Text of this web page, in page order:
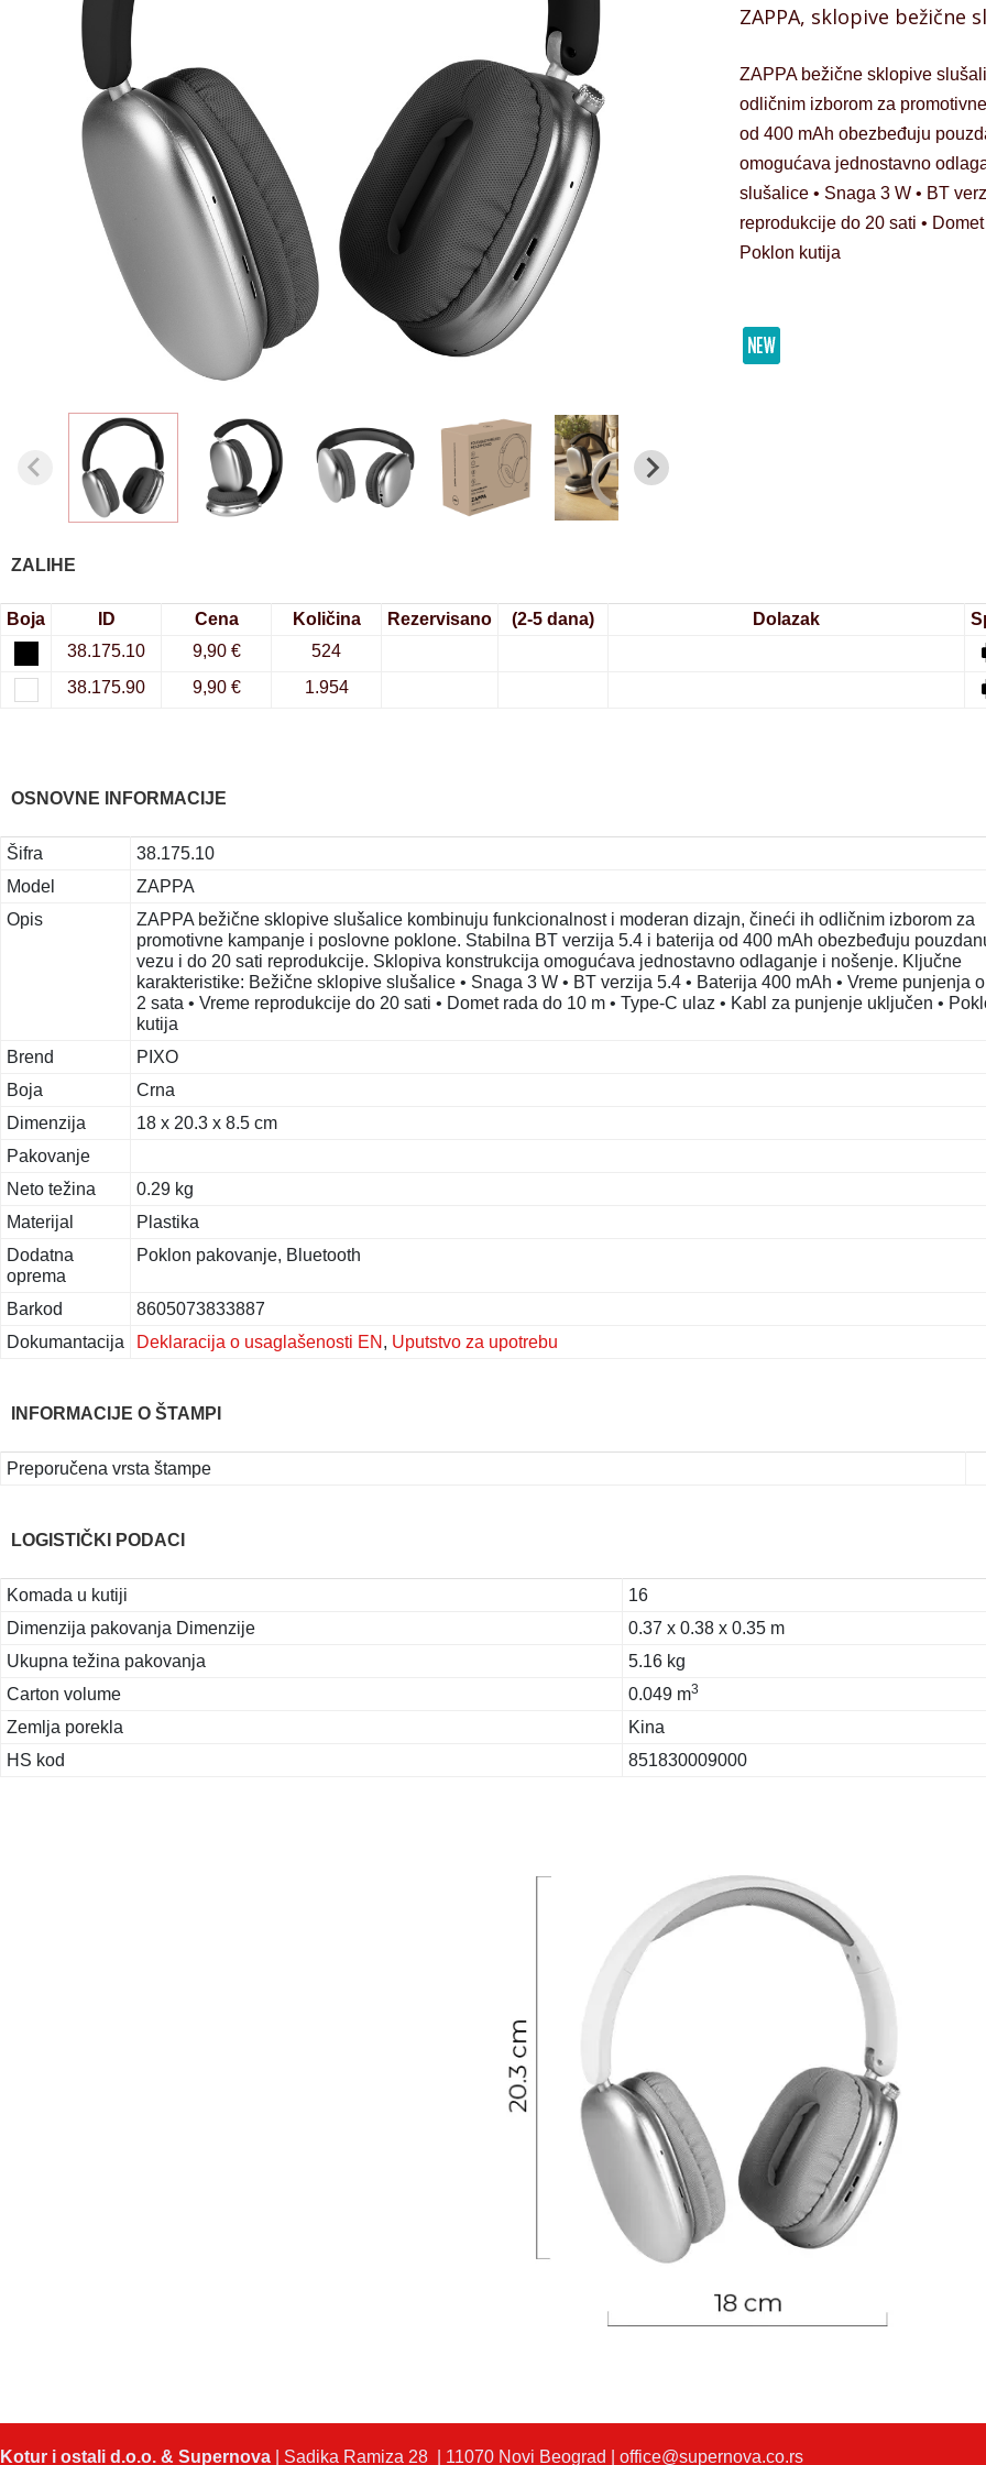
ZAPPA, sklopive bežične
ZAPPA bežične sklopive
odličnim izborom za
od 400 mAh obezbeđuju
omogućava jednostavno
slušalice • Snaga 3 W • BT
reprodukcije do 20 sati •
Poklon kutija
ZALIHE
Boja ID Cena Količina Rezervisano (2-5 dana) Dolazak
38.175.10
9,90 €
524
38.175.90
9,90 € 1.954
OSNOVNE INFORMACIJE
Šifra
38.175.10
Model
ZAPPA
Opis
ZAPPA bežične sklopive slušalice kombinuju funkcionalnost i moderan dizajn, čineći ih odličnim izborom za
promotivne kampanje i poslovne poklone. Stabilna BT verzija 5.4 i baterija od 400 mAh obezbeđuju
vezu i do 20 sati reprodukcije. Sklopiva konstrukcija omogućava jednostavno odlaganje i nošenje. Ključne
karakteristike: Bežične sklopive slušalice • Snaga 3 W • BT verzija 5.4 • Baterija 400 mAh • Vreme punjenja
2 sata • Vreme reprodukcije do 20 sati • Domet rada do 10 m • Type-C ulaz • Kabl za punjenje uključen •
kutija
Brend
PIXO
Boja
Crna
Dimenzija
18 x 20.3 x 8.5 cm
Pakovanje
Neto težina
0.29 kg
Materijal
Plastika
Dodatna
oprema
Poklon pakovanje, Bluetooth
Barkod
8605073833887
Dokumantacija
Deklaracija o usaglašenosti EN , Uputstvo za upotrebu
INFORMACIJE O ŠTAMPI
Preporučena vrsta štampe
LOGISTIČKI PODACI
Komada u kutiji
16
Dimenzija pakovanja Dimenzije
0.37 x 0.38 x 0.35 m
Ukupna težina pakovanja
5.16 kg
Carton volume
0.049 m3
Zemlja porekla
Kina
HS kod
851830009000
Kotur i ostali d.o.o. & Supernova | Sadika Ramiza 28 | 11070 Novi Beograd | office@supernova.co.rs